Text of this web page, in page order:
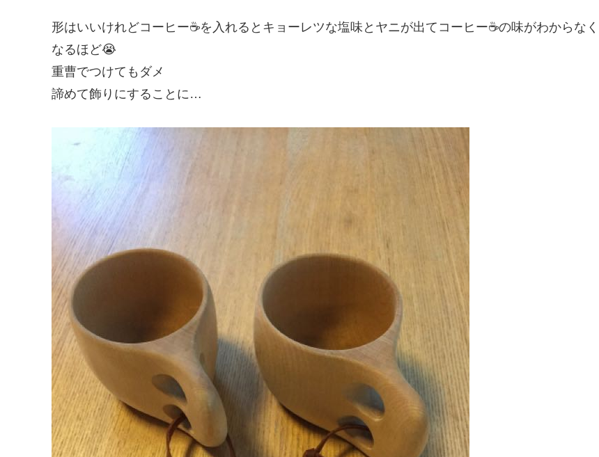
形はいいけれどコーヒー☕️を入れるとキョーレツな塩味とヤニが出てコーヒー☕️の味がわからなく
なるほど😭
重曹でつけてもダメ
諦めて飾りにすることに…